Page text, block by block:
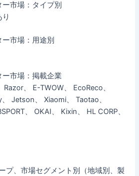
市場：タイプ別
市場：用途別
ー市場：掲載企業
、 E-TWOW、 EcoReco、
Jetson、 Xiaomi、 Taotao、
、 OKAI、 Kixin、 HL CORP、
プ、市場セグメント別（地域別、製